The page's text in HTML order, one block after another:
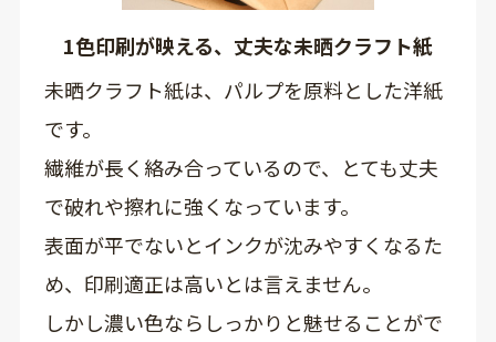
1色印刷が映える、丈夫な未晒クラフト紙
未晒クラフト紙は、パルプを原料とした洋紙
です。
繊維が長く絡み合っているので、とても丈夫
で破れや擦れに強くなっています。
表面が平でないとインクが沈みやすくなるた
め、印刷適正は高いとは言えません。
しかし濃い色ならしっかりと魅せることがで